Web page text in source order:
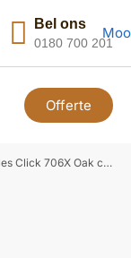
Bel ons
0180 700 201
Offerte
7,0/NS 0.55 152,4×22,8 | 2,084m2